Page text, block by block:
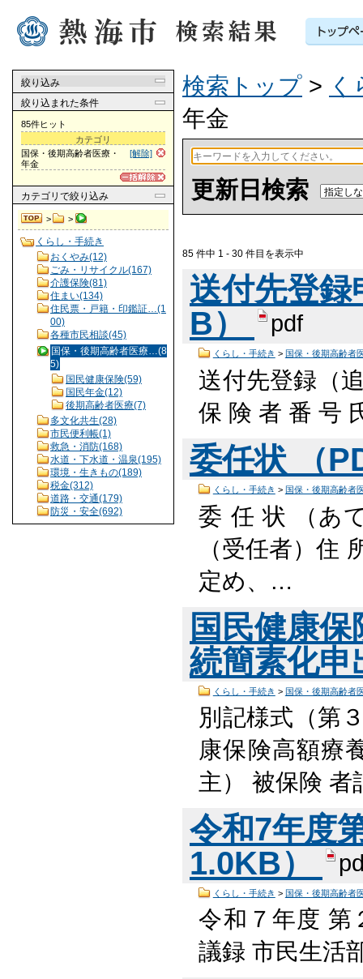
絞り込み
絞り込まれた条件
85件ヒット
カテゴリ
[解除]
国保・後期高齢者医療・
年金
カテゴリ で絞り込み
> >
くらし・手続き
おくやみ(12)
ごみ・リサイクル(167)
介護保険(81)
住まい(134)
住民票・戸籍・印鑑証…(1
00)
各種市民相談(45)
国保・後期高齢者医療…(8
5)
国民健康保険(59)
国民年金(12)
後期高齢者医療(7)
多文化共生(28)
市民便利帳(1)
救急・消防(168)
水道・下水道・温泉(195)
環境・生きもの(189)
税金(312)
道路・交通(179)
防災・安全(692)
検索トップ > く
年金
更新日検索
85 件中 1 - 30 件目を表示中
送付先登録
B）
pdf
くらし・手続き > 国保・後期高齢者
送付先登録（
保 険 者 番 号
委任状 （
くらし・手続き > 国保・後期高齢者
委 任 状 （あ
（受任者）住
定め、…
国民健康
続簡素化
くらし・手続き > 国保・後期高齢者
別記様式（第
康保険高額療
主） 被保険
令和7年度
1.0KB）
くらし・手続き > 国保・後期高齢者
令和７年度 第
議録 市民生活